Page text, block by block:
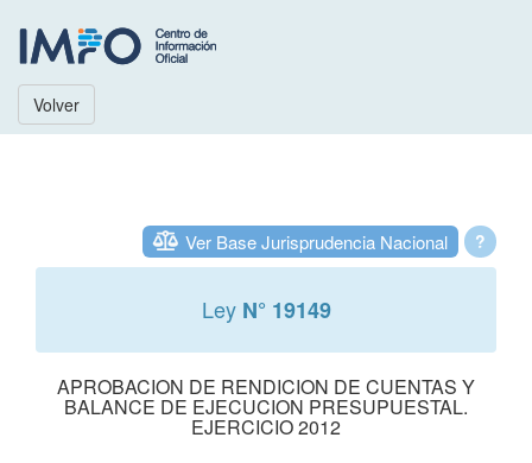
Volver
?
Ver Base Jurisprudencia Nacional
Ley N° 19149
APROBACION DE RENDICION DE CUENTAS Y
BALANCE DE EJECUCION PRESUPUESTAL.
EJERCICIO 2012